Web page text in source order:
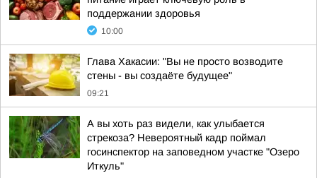
поддержании здоровья
10:00
Глава Хакасии: "Вы не просто возводите
стены - вы создаёте будущее"
09:21
А вы хоть раз видели, как улыбается
стрекоза? Невероятный кадр поймал
госинспектор на заповедном участке "Озеро
Иткуль"